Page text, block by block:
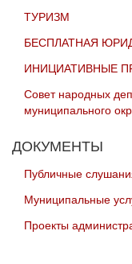
ТУРИЗМ
БЕСПЛАТНАЯ
ИНИЦИАТИВНЫЕ
Совет народных
муниципального
ДОКУМЕНТЫ
Публичные
Муниципальные
Проекты